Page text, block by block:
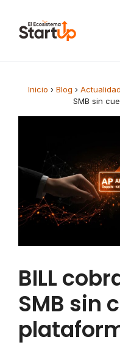
Inicio › Blog ›
SMB sin
BILL
SMB sin